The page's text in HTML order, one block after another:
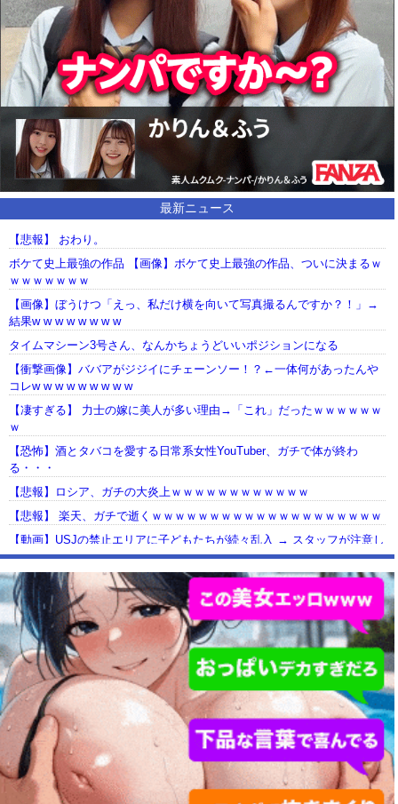
最新ニュース
【悲報】 おわり。
ボケて史上最強の作品 【画像】ボケて史上最強の作品、ついに決まるｗ
ｗｗｗｗｗｗｗ
【画像】ぼうけつ「えっ、私だけ横を向いて写真撮るんですか？！」→
結果w w w w w w w w
タイムマシーン3号さん、なんかちょうどいいポジションになる
【衝撃画像】ババアがジジイにチェーンソー！？←一体何があったんや
コレw w w w w w w w w
【凄すぎる】 力士の嫁に美人が多い理由→「これ」だったｗｗｗｗｗｗ
ｗ
【恐怖】酒とタバコを愛する日常系女性YouTuber、ガチで体が終わ
る・・・
【悲報】ロシア、ガチの大炎上ｗｗｗｗｗｗｗｗｗｗｗｗ
【悲報】 楽天、ガチで逝くｗｗｗｗｗｗｗｗｗｗｗｗｗｗｗｗｗｗｗｗ
【動画】USJの禁止エリアに子どもたちが続々乱入 → スタッフが注意し
ても止まらない事態に
Powered by livedoor 相互RSS